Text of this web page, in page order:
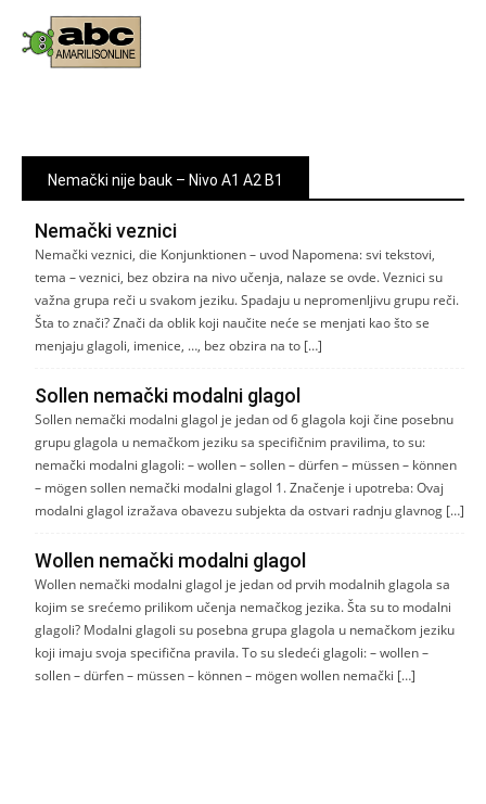
Nemački nije bauk – Nivo A1 A2 B1
Nemački veznici
Nemački veznici, die Konjunktionen – uvod Napomena: svi tekstovi,
tema – veznici, bez obzira na nivo učenja, nalaze se ovde. Veznici su
važna grupa reči u svakom jeziku. Spadaju u nepromenljivu grupu reči.
Šta to znači? Znači da oblik koji naučite neće se menjati kao što se
menjaju glagoli, imenice, …, bez obzira na to […]
Sollen nemački modalni glagol
Sollen nemački modalni glagol je jedan od 6 glagola koji čine posebnu
grupu glagola u nemačkom jeziku sa specifičnim pravilima, to su:
nemački modalni glagoli: – wollen – sollen – dürfen – müssen – können
– mögen sollen nemački modalni glagol 1. Značenje i upotreba: Ovaj
modalni glagol izražava obavezu subjekta da ostvari radnju glavnog […]
Wollen nemački modalni glagol
Wollen nemački modalni glagol je jedan od prvih modalnih glagola sa
kojim se srećemo prilikom učenja nemačkog jezika. Šta su to modalni
glagoli? Modalni glagoli su posebna grupa glagola u nemačkom jeziku
koji imaju svoja specifična pravila. To su sledeći glagoli: – wollen –
sollen – dürfen – müssen – können – mögen wollen nemački […]